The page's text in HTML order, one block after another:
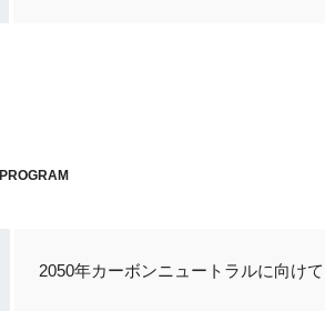
PROGRAM
2050年カーボンニュートラルに向け